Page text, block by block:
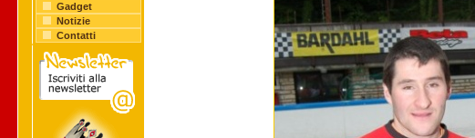
Gadget
Notizie
Contatti